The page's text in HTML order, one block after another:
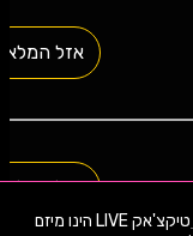
טיקצ'אק LIVE הינו מיזם
אזל המלאי
אזל המלאי